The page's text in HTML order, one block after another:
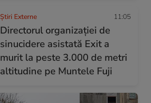
Știri Externe 11:05
Directorul organizației de
sinucidere asistată Exit a
murit la peste 3.000 de metri
altitudine pe Muntele Fuji